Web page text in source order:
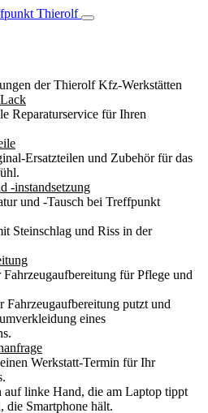
der Thierolf Kfz-Werkstätten
Reparaturservice für Ihren
Ersatzteilen und Zubehör für das
-instandsetzung
und -Tausch bei Treffpunkt
für Pflege und
Werkstatt-Termin für Ihr